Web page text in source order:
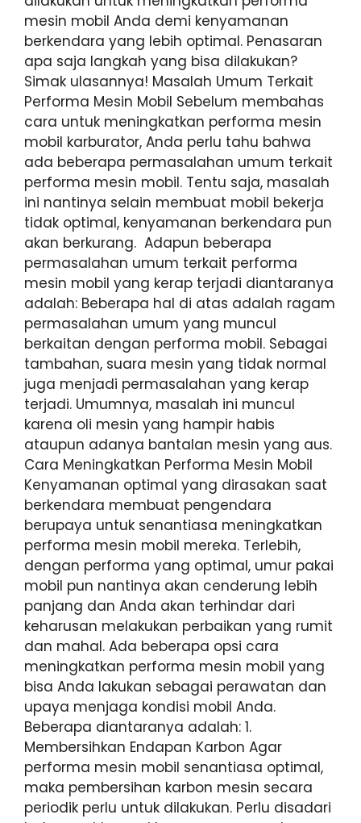
mesin mobil Anda demi kenyamanan
berkendara yang lebih optimal. Penasaran
apa saja langkah yang bisa dilakukan?
Simak ulasannya! Masalah Umum Terkait
Performa Mesin Mobil Sebelum membahas
cara untuk meningkatkan performa mesin
mobil karburator, Anda perlu tahu bahwa
ada beberapa permasalahan umum terkait
performa mesin mobil. Tentu saja, masalah
ini nantinya selain membuat mobil bekerja
tidak optimal, kenyamanan berkendara pun
akan berkurang. Adapun beberapa
permasalahan umum terkait performa
mesin mobil yang kerap terjadi diantaranya
adalah: Beberapa hal di atas adalah ragam
permasalahan umum yang muncul
berkaitan dengan performa mobil. Sebagai
tambahan, suara mesin yang tidak normal
juga menjadi permasalahan yang kerap
terjadi. Umumnya, masalah ini muncul
karena oli mesin yang hampir habis
ataupun adanya bantalan mesin yang aus.
Cara Meningkatkan Performa Mesin Mobil
Kenyamanan optimal yang dirasakan saat
berkendara membuat pengendara
berupaya untuk senantiasa meningkatkan
performa mesin mobil mereka. Terlebih,
dengan performa yang optimal, umur pakai
mobil pun nantinya akan cenderung lebih
panjang dan Anda akan terhindar dari
keharusan melakukan perbaikan yang rumit
dan mahal. Ada beberapa opsi cara
meningkatkan performa mesin mobil yang
bisa Anda lakukan sebagai perawatan dan
upaya menjaga kondisi mobil Anda.
Beberapa diantaranya adalah: 1.
Membersihkan Endapan Karbon Agar
performa mesin mobil senantiasa optimal,
maka pembersihan karbon mesin secara
periodik perlu untuk dilakukan. Perlu disadari